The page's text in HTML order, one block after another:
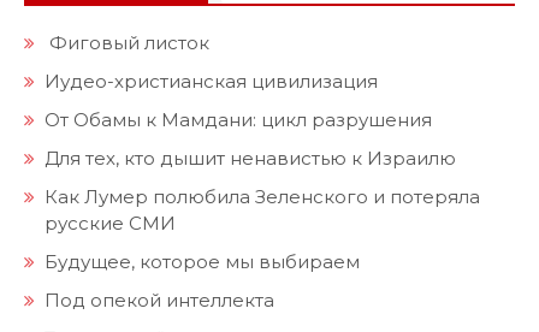
Фиговый листок
Иудео-христианская цивилизация
От Обамы к Мамдани: цикл разрушения
Для тех, кто дышит ненавистью к Израилю
Как Лумер полюбила Зеленского и потеряла
русские СМИ
Будущее, которое мы выбираем
Под опекой интеллекта